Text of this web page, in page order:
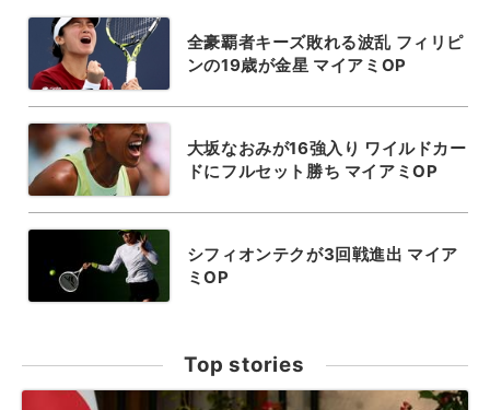
全豪覇者キーズ敗れる波乱 フィリピ
ンの19歳が金星 マイアミOP
大坂なおみが16強入り ワイルドカー
ドにフルセット勝ち マイアミOP
シフィオンテクが3回戦進出 マイア
ミOP
Top stories